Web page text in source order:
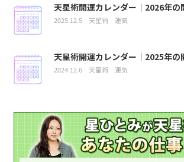
天星術開運カレンダー｜2026年の
2025.12.5 天星術 運気
天星術開運カレンダー｜2025年の
2024.12.6 天星術 運気